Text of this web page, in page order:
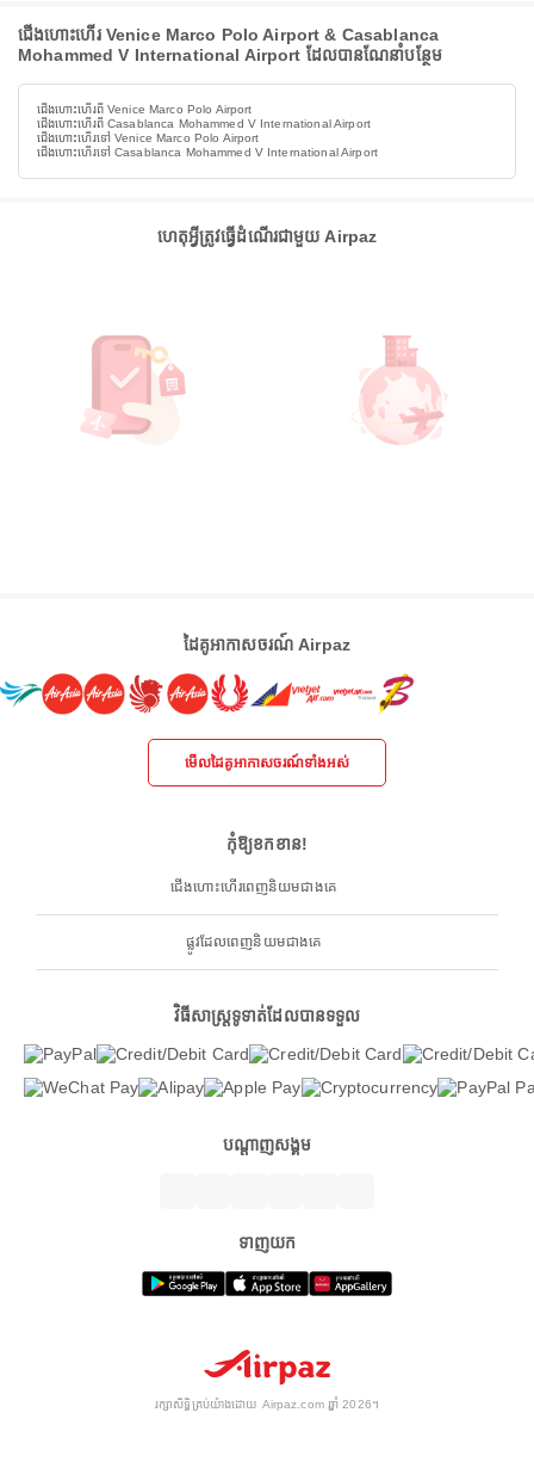
ជើងហោះហើរ Venice Marco Polo Airport & Casablanca
Mohammed V International Airport ដែលបានណែនាំបន្ថែម
ជើងហោះហើរពី Venice Marco Polo Airport
ជើងហោះហើរពី Casablanca Mohammed V International Airport
ជើងហោះហើរទៅ Venice Marco Polo Airport
ជើងហោះហើរទៅ Casablanca Mohammed V International Airport
ហេតុអ្វីត្រូវធ្វើដំណើរជាមួយ Airpaz
ដៃគូអាកាសចរណ៍ Airpaz
មើលដៃគូអាកាសចរណ៍ទាំងអស់
កុំឱ្យខកខាន!
ជើងហោះហើរពេញនិយមជាងគេ
ផ្លូវដែលពេញនិយមជាងគេ
វិធីសាស្ត្រទូទាត់ដែលបានទទួល
បណ្តាញសង្គម
ទាញយក
រក្សាសិទ្ធិគ្រប់យ៉ាងដោយ Airpaz.com ឆ្នាំ 2026។